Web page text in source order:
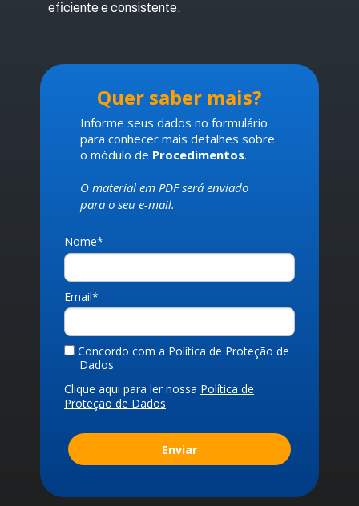
eficiente e consistente.
Quer saber mais?
Informe seus dados no formulário
para conhecer mais detalhes sobre
o módulo de Procedimentos.
O material em PDF será enviado
para o seu e-mail.
Nome*
Email*
Concordo com a Política de Proteção de
Dados
Clique aqui para ler nossa Política de
Proteção de Dados
Enviar